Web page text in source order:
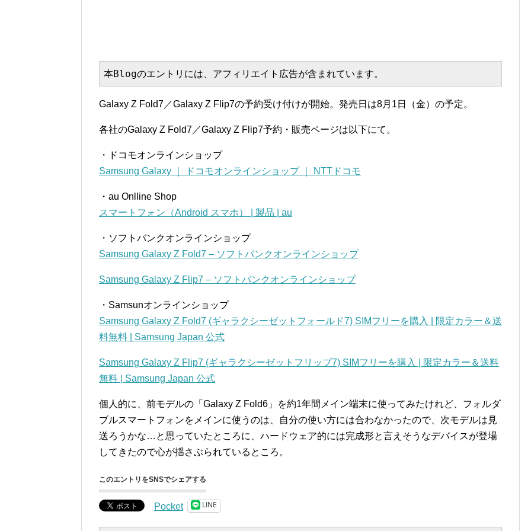
本Blogのエントリには、アフィリエイト広告が含まれています。
Galaxy Z Fold7／Galaxy Z Flip7の予約受け付けが開始。発売日は8月1日（金）の予定。
各社のGalaxy Z Fold7／Galaxy Z Flip7予約・販売ページは以下にて。
・ドコモオンラインショップ
Samsung Galaxy ｜ ドコモオンラインショップ ｜ NTTドコモ
・au Onlline Shop
スマートフォン（Android スマホ） | 製品 | au
・ソフトバンクオンラインショップ
Samsung Galaxy Z Fold7 – ソフトバンクオンラインショップ
Samsung Galaxy Z Flip7 – ソフトバンクオンラインショップ
・Samsunオンラインショップ
Samsung Galaxy Z Fold7 (ギャラクシーゼットフォールド7) SIMフリーを購入 | 限定カラー＆送
料無料 | Samsung Japan 公式
Samsung Galaxy Z Flip7 (ギャラクシーゼットフリップ7) SIMフリーを購入 | 限定カラー＆送料
無料 | Samsung Japan 公式
個人的に、前モデルの「Galaxy Z Fold6」を約1年間メイン端末に使ってみたけれど、フォルダ
ブルスマートフォンをメインに使うのは、自分の使い方には合わなかったので、次モデルは見
送ろうかな…と思っていたところに、ハードウェア的には完成形と言えそうなデバイスが登場
してきたので心が揺さぶられているところ。
このエントリをSNSでシェアする
Pocket LINE